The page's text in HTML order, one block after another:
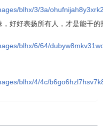
blhx/3/3a/
好好表扬所有人，才是能干的
blhx/6/64/
blhx/4/4c/